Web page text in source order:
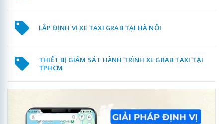
LẮP ĐỊNH VỊ XE TAXI GRAB TẠI HÀ NỘI
THIẾT BỊ GIÁM SÁT HÀNH TRÌNH XE GRAB TAXI TẠI
TPHCM